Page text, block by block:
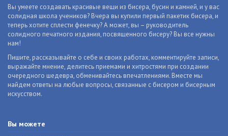
Вы умеете создавать красивые вещи из бисера, бусин и камней, и у вас
солидная школа учеников? Вчера вы купили первый пакетик бисера, и
теперь хотите сплести фенечку? А может, вы – руководитель
солидного печатного издания, посвященного бисеру? Вы все нужны
нам!
Пишите, рассказывайте о себе и своих работах, комментируйте записи,
выражайте мнение, делитесь приемами и хитростями при создании
очередного шедевра, обменивайтесь впечатлениями. Вместе мы
найдем ответы на любые вопросы, связанные с бисером и бисерным
искусством.
Вы можете